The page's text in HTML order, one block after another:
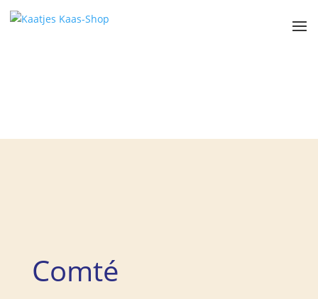
Comté